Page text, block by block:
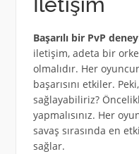
Başarılı bir PvP
iletişim, adeta bir
olmalıdır. Her
başarısını etkiler.
sağlayabiliriz?
yapmalısınız. Her
savaş sırasında en
sağlar.